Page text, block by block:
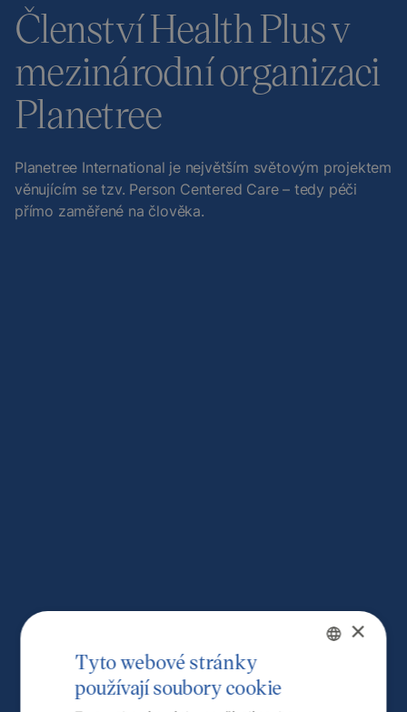
Členství Health Plus v
mezinárodní organizaci
Planetree
Planetree International je největším světovým projektem
věnujícím se tzv. Person Centered Care – tedy péči
přímo zaměřené na člověka.
×
Tyto webové stránky
používají soubory cookie